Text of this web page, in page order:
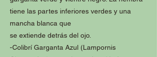
tiene las partes inferiores verdes y una
mancha blanca que
se extiende detrás del ojo.
-Colibrí Garganta Azul (Lampornis